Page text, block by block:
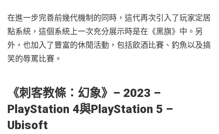
在進一步完善前幾代機制的同時，這代再次引入了玩家定居
點系統，這個系統上一次充分展示時是在《黑旗》中。另
外，也加入了豐富的休閒活動，包括飲酒比賽、釣魚以及搞
笑的辱罵比賽。
《刺客教條：幻象》– 2023 –
PlayStation 4與PlayStation 5 –
Ubisoft